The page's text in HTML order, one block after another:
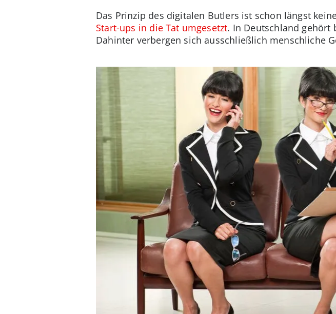
Das Prinzip des digitalen Butlers ist schon längst
Start-ups in die Tat umgesetzt. In Deutschland gehört
Dahinter verbergen sich ausschließlich menschliche